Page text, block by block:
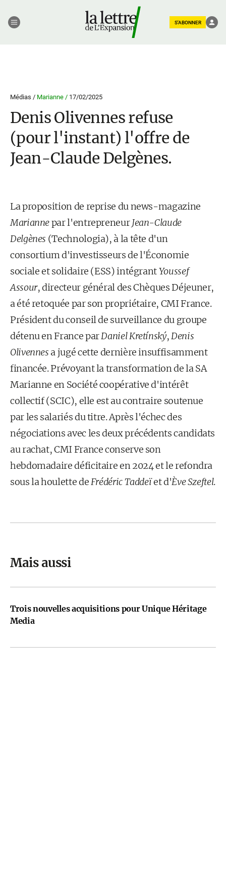
S'ABONNER
Médias / Marianne / 17/02/2025
Denis Olivennes refuse
(pour l'instant) l'offre de
Jean-Claude Delgènes.
La proposition de reprise du news-magazine
Mariannepar l'entrepreneurJean-Claude
Delgènes (Technologia), à la tête d'un
consortium d'investisseurs de l'Économie
sociale et solidaire (ESS) intégrantYoussef
Assour, directeur général des Chèques Déjeuner,
a été retoquée par son propriétaire, CMI France.
Président du conseil de surveillance du groupe
détenu en France parDaniel Kretínský,Denis
Olivennes a jugé cette dernière insuffisamment
financée. Prévoyant la transformation de la SA
Marianne en Société coopérative d'intérêt
collectif (SCIC), elle est au contraire soutenue
par les salariés du titre. Après l'échec des
négociations avec les deux précédents candidats
au rachat, CMI France conserve son
hebdomadaire déficitaire en 2024 et le refondra
sous la houlette deFrédéric Taddeïet d'Ève Szeftel.
Mais aussi
Trois nouvelles acquisitions pour Unique Héritage
Media